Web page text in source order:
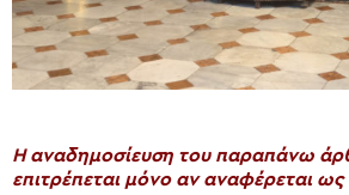
H αναδημοσίευση του παραπάνω
επιτρέπεται μόνο αν αναφέρεται